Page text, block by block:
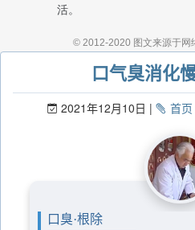
口气臭消化
2021年12月10日 首页
口臭·根除